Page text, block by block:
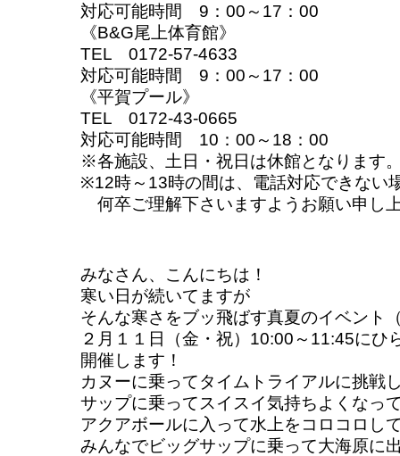
対応可能時間 9：00～17：00
《B&G尾上体育館》
TEL 0172-57-4633
対応可能時間 9：00～17：00
《平賀プール》
TEL 0172-43-0665
対応可能時間 10：00～18：00
※各施設、土日・祝日は休館となります
※12時～13時の間は、電話対応できない
何卒ご理解下さいますようお願い申し
みなさん、こんにちは！
寒い日が続いてますが
そんな寒さをブッ飛ばす真夏のイベント
２月１１日（金・祝）10:00～11:45にひ
開催します！
カヌーに乗ってタイムトライアルに挑戦
サップに乗ってスイスイ気持ちよくなっ
アクアボールに入って水上をコロコロし
みんなでビッグサップに乗って大海原に